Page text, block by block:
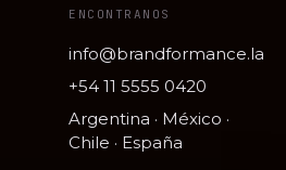
ENCONTRANOS
info@brandformance.la
+54 11 5555 0420
Argentina · México ·
Chile · España